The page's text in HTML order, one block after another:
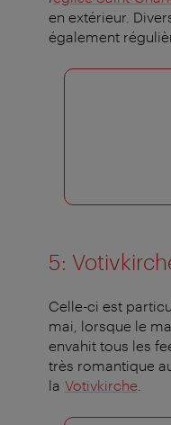
en extérieur.
également
5:
Celle-ci est
mai, lorsque le
envahit tous les
très romantique
la Votivkirche